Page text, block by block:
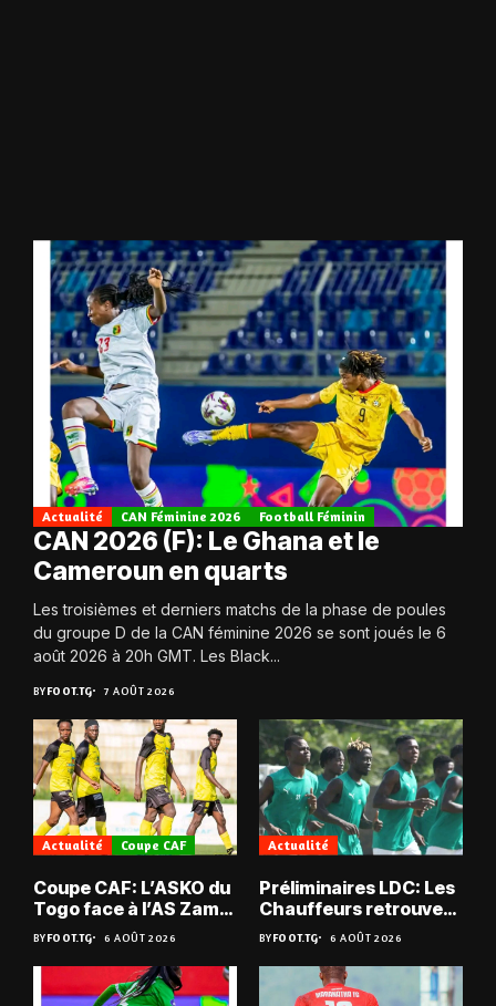
Actualité CAN Féminine 2026 Football Féminin
CAN 2026 (F): Le Ghana et le
Cameroun en quarts
Les troisièmes et derniers matchs de la phase de poules
du groupe D de la CAN féminine 2026 se sont joués le 6
août 2026 à 20h GMT. Les Black...
BYFOOT.TG 7 AOÛT 2026
Actualité Coupe CAF
Coupe CAF: L’ASKO du
Togo face à l’AS Zam
du Niger
BYFOOT.TG 6 AOÛT 2026
Actualité
Préliminaires LDC: Les
Chauffeurs retrouvent
les Mimos
BYFOOT.TG 6 AOÛT 2026